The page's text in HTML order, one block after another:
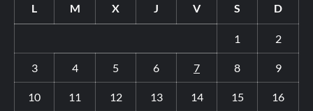
L M X J V S D
1 2
3 4 5 6 7 8 9
10 11 12 13 14 15 16